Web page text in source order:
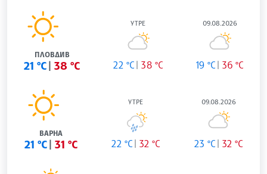
ПЛОВДИВ
21 °C 38 °C
УТРЕ
22 °C 38 °C
09.08.2026
19 °C 36 °C
ВАРНА
21 °C 31 °C
УТРЕ
22 °C 32 °C
09.08.2026
23 °C 32 °C